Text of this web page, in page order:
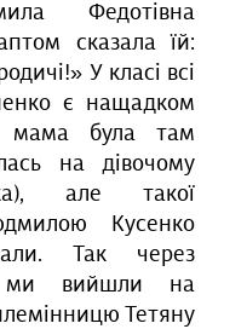
Федотівна
сказала їй:
У класі всі
є нащадком
мама була там
на дівочому
але такої
Кусенко
Так через
ми вийшли на
Тетяну